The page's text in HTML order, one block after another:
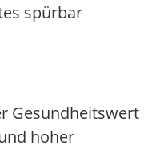
spürbar
Gesundheitswert
hoher